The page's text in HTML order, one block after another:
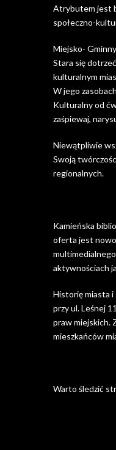
Atrybutem jest
społeczno-
Miejsko-
Stara się
kulturalnym
W jego
Kulturalny od
zaśpiewaj,
Niewątpliwie
Swoją
regionalnych.
Kamieńska
oferta jest
aktywnościach
Historię miasta i
przy ul. Leśnej
praw miejskich.
mieszkańców
Warto śledzić